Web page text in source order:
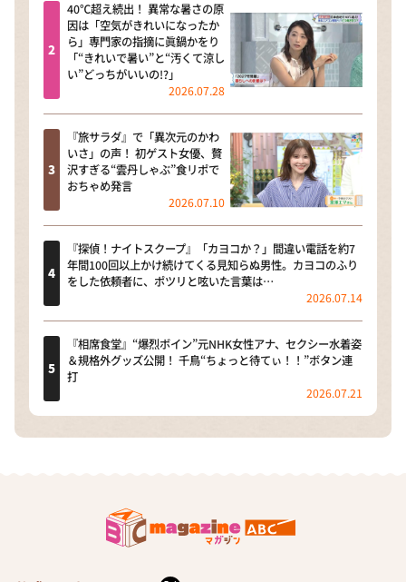
40℃超え続出！ 異常な暑さの原
因は「空気がきれいになったか
ら」専門家の指摘に眞鍋かをり
「“きれいで暑い”と“汚くて涼し
い”どっちがいいの!?」
2026.07.28
『旅サラダ』で「異次元のかわ
いさ」の声！ 初ゲスト女優、贅
沢すぎる“雲丹しゃぶ”食リポで
おちゃめ発言
2026.07.10
『探偵！ナイトスクープ』「カヨコか？」間違い電話を約7
年間100回以上かけ続けてくる見知らぬ男性。カヨコのふり
をした依頼者に、ポツリと呟いた言葉は…
2026.07.14
『相席食堂』“爆烈ボイン”元NHK女性アナ、セクシー水着姿
＆規格外グッズ公開！ 千鳥“ちょっと待てぃ！！”ボタン連
打
2026.07.21